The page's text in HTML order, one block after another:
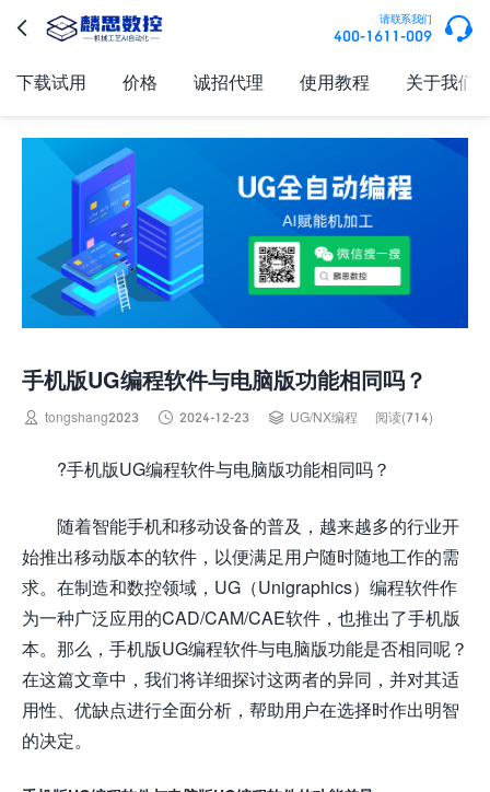
 请联系我们
400-1611-009 
下载试用 价格 诚招代理 使用教程 关于我们
手机版UG编程软件与电脑版功能相同吗？
 tongshang2023  2024-12-23  UG/NX编程 阅读(714)
?手机版UG编程软件与电脑版功能相同吗？
随着智能手机和移动设备的普及，越来越多的行业开
始推出移动版本的软件，以便满足用户随时随地工作的需
求。在制造和数控领域，UG（Unigraphics）编程软件作
为一种广泛应用的CAD/CAM/CAE软件，也推出了手机版
本。那么，手机版UG编程软件与电脑版功能是否相同呢？
在这篇文章中，我们将详细探讨这两者的异同，并对其适
用性、优缺点进行全面分析，帮助用户在选择时作出明智
的决定。